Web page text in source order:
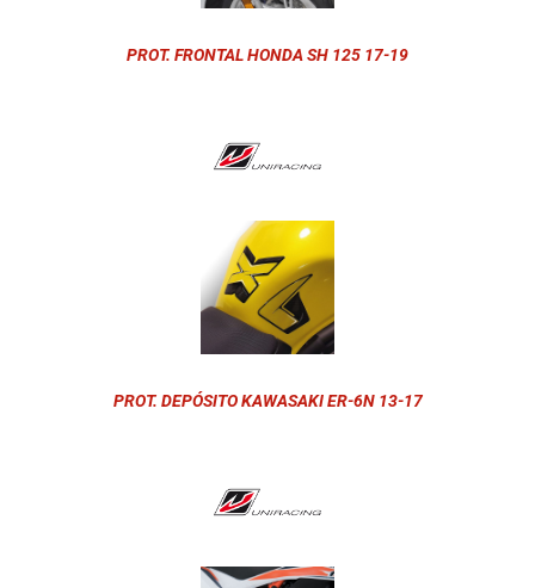
PROT. FRONTAL HONDA SH 125 17-19
PROT. DEPÓSITO KAWASAKI ER-6N 13-17